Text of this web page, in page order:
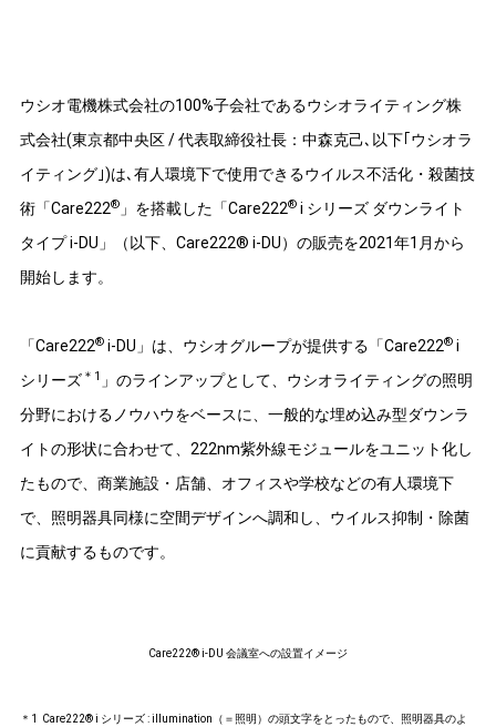
ウシオ電機株式会社の100%子会社であるウシオライティング株
式会社(東京都中央区 / 代表取締役社長：中森克己､以下｢ウシオラ
イティング｣)は､有人環境下で使用できるウイルス不活化・殺菌技
術「Care222®」を搭載した「Care222®i シリーズ ダウンライト
タイプ i-DU」（以下、Care222® i-DU）の販売を2021年1月から
開始します。
「Care222®i-DU」は、ウシオグループが提供する「Care222®i
シリーズ＊1 」のラインアップとして、ウシオライティングの照明
分野におけるノウハウをベースに、一般的な埋め込み型ダウンラ
イトの形状に合わせて、222nm紫外線モジュールをユニット化し
たもので、商業施設・店舗、オフィスや学校などの有人環境下
で、照明器具同様に空間デザインへ調和し、ウイルス抑制・除菌
に貢献するものです。
Care222® i-DU 会議室への設置イメージ
＊1 Care222® i シリーズ : illumination（＝照明）の頭文字をとったもので、照明器具のよ